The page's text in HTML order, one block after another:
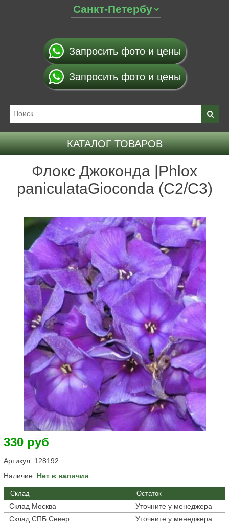
Запросить фото и цены
Запросить фото и цены
КАТАЛОГ ТОВАРОВ
Флокс Джоконда |Phlox
paniculataGioconda (С2/С3)
330 руб
Артикул: 128192
Наличие: Нет в наличии
Склад Остаток
Склад Москва
Уточните у менеджера
Склад СПБ Север
Уточните у менеджера